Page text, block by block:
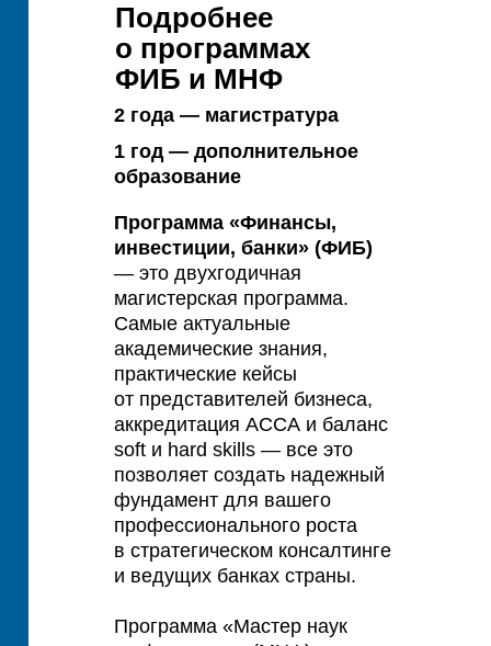
Подробнее
о программах
ФИБ и МНФ
Программа «Финансы,
инвестиции, банки» (ФИБ)
— это двухгодичная
магистерская программа.
Самые актуальные
академические знания,
практические кейсы
от представителей бизнеса,
аккредитация АССА и баланс
soft и hard skills — все это
позволяет создать надежный
фундамент для вашего
профессионального роста
в стратегическом консалтинге
и ведущих банках страны.
Программа «Мастер наук
2 года — магистратура
1 год — дополнительное
образование